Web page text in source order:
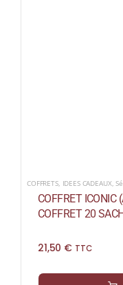
COFFRETS, IDEES CADEAUX,
COFFRET ICONIC
COFFRET 20
21,50 € TTC